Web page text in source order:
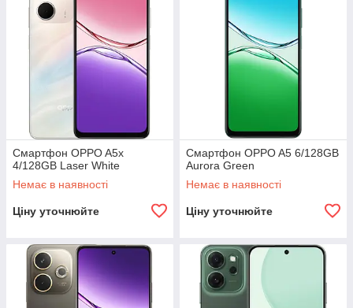
Смартфон OPPO A5x
4/128GB Laser White
Немає в наявності
Ціну уточнюйте
Смартфон OPPO A5 6/128GB
Aurora Green
Немає в наявності
Ціну уточнюйте